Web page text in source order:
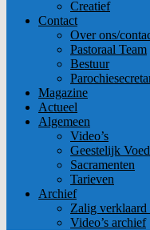
Creatief
Contact
Over ons/
Pastoraal Team
Bestuur
Magazine
Actueel
Algemeen
Video’s
Geestelijk
Sacramenten
Tarieven
Archief
Zalig
Video’s archief